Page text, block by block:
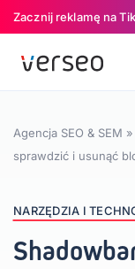
Zacznij reklamę na
Agencja SEO & SEM »
sprawdzić i usunąć
Szukaj
NARZĘDZIA I